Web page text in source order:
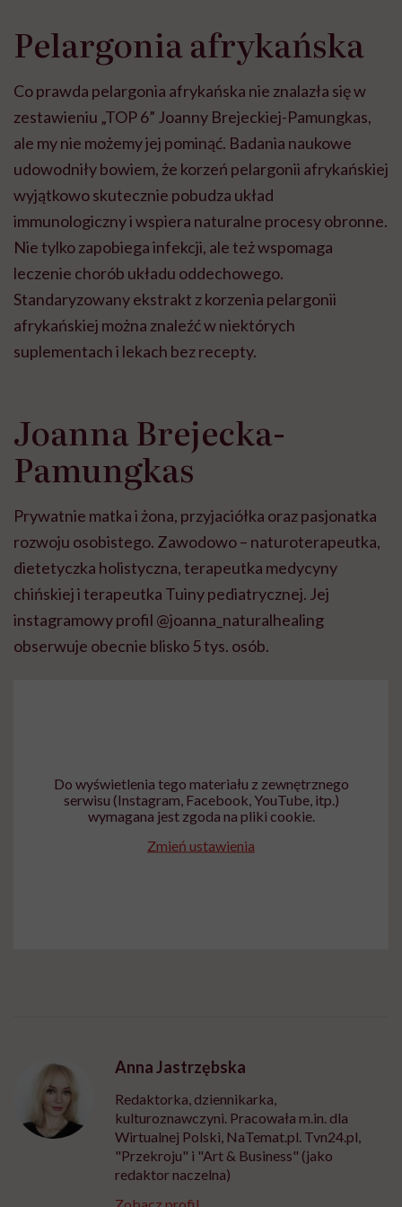
Pelargonia afrykańska
Co prawda pelargonia afrykańska nie znalazła się w
zestawieniu „TOP 6” Joanny Brejeckiej-Pamungkas,
ale my nie możemy jej pominąć. Badania naukowe
udowodniły bowiem, że korzeń pelargonii afrykańskiej
wyjątkowo skutecznie pobudza układ
immunologiczny i wspiera naturalne procesy obronne.
Nie tylko zapobiega infekcji, ale też wspomaga
leczenie chorób układu oddechowego.
Standaryzowany ekstrakt z korzenia pelargonii
afrykańskiej można znaleźć w niektórych
suplementach i lekach bez recepty.
Joanna Brejecka-
Pamungkas
Prywatnie matka i żona, przyjaciółka oraz pasjonatka
rozwoju osobistego. Zawodowo – naturoterapeutka,
dietetyczka holistyczna, terapeutka medycyny
chińskiej i terapeutka Tuiny pediatrycznej. Jej
instagramowy profil @joanna_naturalhealing
obserwuje obecnie blisko 5 tys. osób.
Do wyświetlenia tego materiału z zewnętrznego
serwisu (Instagram, Facebook, YouTube, itp.)
wymagana jest zgoda na pliki cookie.
Zmień ustawienia
Anna Jastrzębska
Redaktorka, dziennikarka,
kulturoznawczyni. Pracowała m.in. dla
Wirtualnej Polski, NaTemat.pl. Tvn24.pl,
"Przekroju" i "Art & Business" (jako
redaktor naczelna)